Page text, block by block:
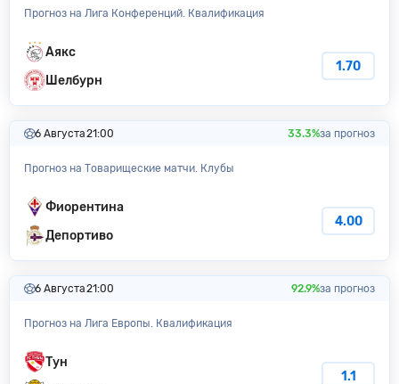
Прогноз на Лига Конференций. Квалификация
Аякс
Шелбурн
1.70
6 Августа21:00 33.3%за прогноз
Прогноз на Товарищеские матчи. Клубы
Фиорентина
Депортиво
4.00
6 Августа21:00 92.9%за прогноз
Прогноз на Лига Европы. Квалификация
Тун
1.1